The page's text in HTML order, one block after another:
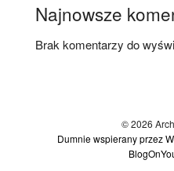
Najnowsze
Brak komentarzy do
© 2026
Dumnie wspierany przez